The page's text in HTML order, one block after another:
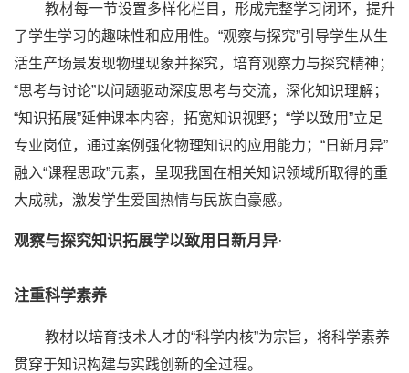
教材每一节设置多样化栏目，形成完整学习闭环，提升
了学生学习的趣味性和应用性。“观察与探究”引导学生从生
活生产场景发现物理现象并探究，培育观察力与探究精神；
“思考与讨论”以问题驱动深度思考与交流，深化知识理解；
“知识拓展”延伸课本内容，拓宽知识视野；“学以致用”立足
专业岗位， 通过案例强化物理知识的应用能力；“日新月异”
融入“课程思政”元素，呈现我国在相关知识领域所取得的重
大成就，激发学生爱国热情与民族自豪感。
观察与探究知识拓展学以致用 日新月异·
注重科学素养
教材以培育技术人才的“科学内核”为宗旨，将科学素养
贯穿于知识构建与实践创新的全过程。